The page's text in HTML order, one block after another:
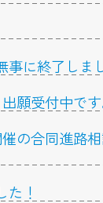
に終了しま
願受付中です
催の合同進路
た！